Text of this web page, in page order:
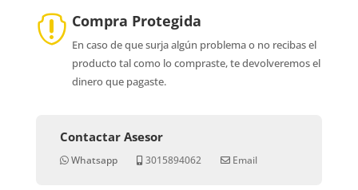
 Compra Protegida
En caso de que surja algún problema o no recibas el
producto tal como lo compraste, te devolveremos el
dinero que pagaste.
Contactar Asesor
Whatsapp 3015894062 Email